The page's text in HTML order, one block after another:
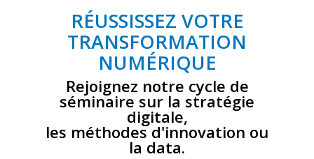
RÉUSSISSEZ VOTRE
TRANSFORMATION
NUMÉRIQUE
Rejoignez notre cycle de
séminaire sur la stratégie
digitale,
les méthodes d'innovation ou
la data.